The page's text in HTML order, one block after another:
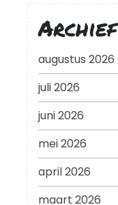
Archief
augustus 2026
juli 2026
juni 2026
mei 2026
april 2026
maart 2026